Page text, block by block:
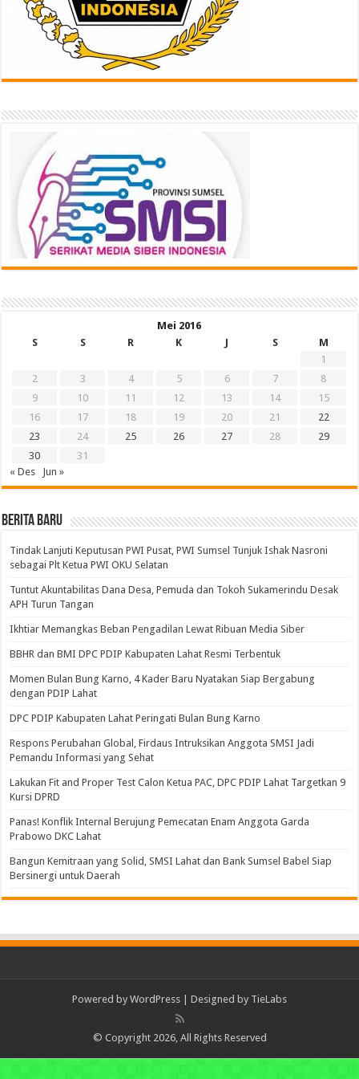
Mei 2016
S
S R K J S
M
1
2
3 4 5 6 7
8
9
10 11 12 13 14
15
16
17 18 19 20 21
22
23
24 25 26 27 28
29
30
31
« Des
Jun »
BERITA BARU
Tindak Lanjuti Keputusan PWI Pusat, PWI Sumsel Tunjuk Ishak Nasroni
sebagai Plt Ketua PWI OKU Selatan
Tuntut Akuntabilitas Dana Desa, Pemuda dan Tokoh Sukamerindu Desak
APH Turun Tangan
Ikhtiar Memangkas Beban Pengadilan Lewat Ribuan Media Siber
BBHR dan BMI DPC PDIP Kabupaten Lahat Resmi Terbentuk
Momen Bulan Bung Karno, 4 Kader Baru Nyatakan Siap Bergabung
dengan PDIP Lahat
DPC PDIP Kabupaten Lahat Peringati Bulan Bung Karno
Respons Perubahan Global, Firdaus Intruksikan Anggota SMSI Jadi
Pemandu Informasi yang Sehat
Lakukan Fit and Proper Test Calon Ketua PAC, DPC PDIP Lahat Targetkan 9
Kursi DPRD
Panas! Konflik Internal Berujung Pemecatan Enam Anggota Garda
Prabowo DKC Lahat
Bangun Kemitraan yang Solid, SMSI Lahat dan Bank Sumsel Babel Siap
Bersinergi untuk Daerah
Powered by WordPress | Designed by TieLabs
© Copyright 2026, All Rights Reserved